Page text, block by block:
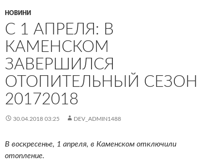
НОВИНИ
С 1 АПРЕЛЯ: В
КАМЕНСКОМ
ЗАВЕРШИЛСЯ
ОТОПИТЕЛЬНЫЙ СЕЗОН
20172018
30.04.2018 03:25 DEV_ADMIN1488
В воскресенье, 1 апреля, в Каменском отключили
отопление.